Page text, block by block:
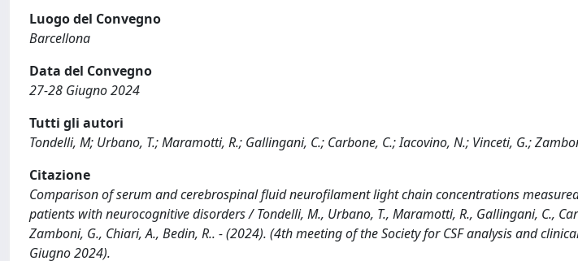
Luogo del Convegno
Barcellona
Data del Convegno
27-28 Giugno 2024
Tutti gli autori
Tondelli, M; Urbano, T.; Maramotti, R.; Gallingani, C.; Carbone, C.; Iacovino, N.; Vinceti, G.;
Citazione
Comparison of serum and cerebrospinal fluid neurofilament light chain concentrations measured
patients with neurocognitive disorders / Tondelli, M., Urbano, T., Maramotti, R., Gallingani, C.,
Zamboni, G., Chiari, A., Bedin, R.. - (2024). (4th meeting of the Society for CSF analysis and
Giugno 2024).